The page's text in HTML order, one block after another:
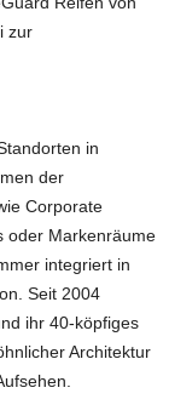
zur
in
der
Corporate
oder Markenräume
integriert in
Seit 2004
ihr 40-köpfiges
Architektur